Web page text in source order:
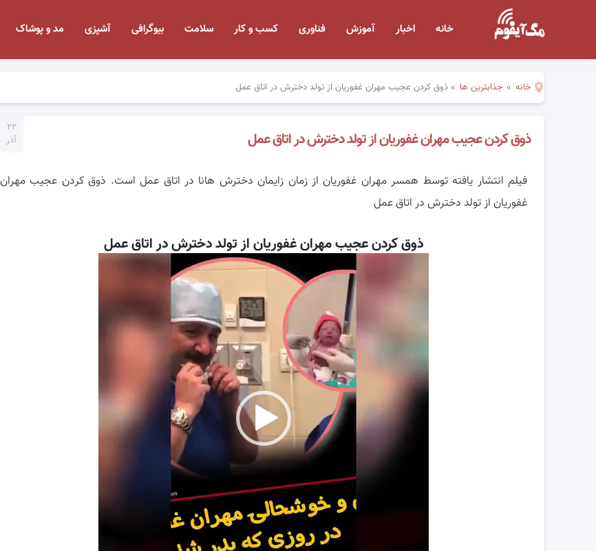
خانه اخبار آموزش فناوری کسب و کار سلامت بیوگرافی آشپزی مد و پوشاک
خانه » جذابترین ها » ذوق کردن عجیب مهران غفوریان از تولد دخترش در اتاق عمل
۲۲
آذر
ذوق کردن عجیب مهران غفوریان از تولد دخترش در اتاق عمل
فیلم انتشار یافته توسط همسر مهران غفوریان از زمان زایمان دخترش هانا در اتاق عمل است. ذوق کردن عجیب مهران
غفوریان از تولد دخترش در اتاق عمل
ذوق کردن عجیب مهران غفوریان از تولد دخترش در اتاق عمل
نمایشگر